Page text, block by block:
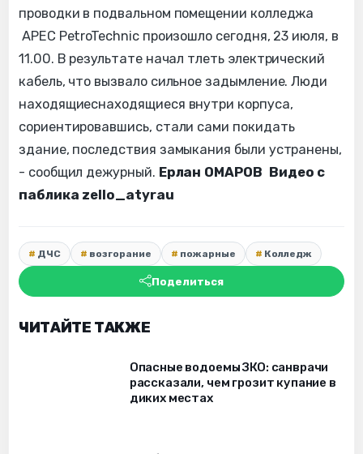
проводки в подвальном помещении колледжа
APEC PetroTechnic произошло сегодня, 23 июля, в
11.00. В результате начал тлеть электрический
кабель, что вызвало сильное задымление. Люди
находящиеснаходящиеся внутри корпуса,
сориентировавшись, стали сами покидать
здание, последствия замыкания были устранены,
- сообщил дежурный. Ерлан ОМАРОВ Видео с
паблика zello_atyrau
ДЧС возгорание пожарные Колледж
Поделиться
ЧИТАЙТЕ ТАКЖЕ
Опасные водоемы ЗКО: санврачи
рассказали, чем грозит купание в
диких местах